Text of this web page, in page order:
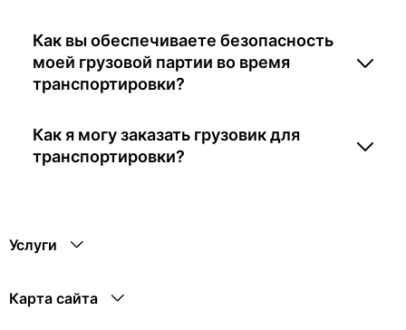
Как вы обеспечиваете безопасность
моей грузовой партии во время
транспортировки?
Как я могу заказать грузовик для
транспортировки?
Услуги
Карта сайта